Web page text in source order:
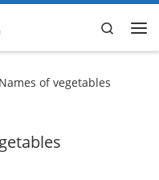
Search
of vegetables